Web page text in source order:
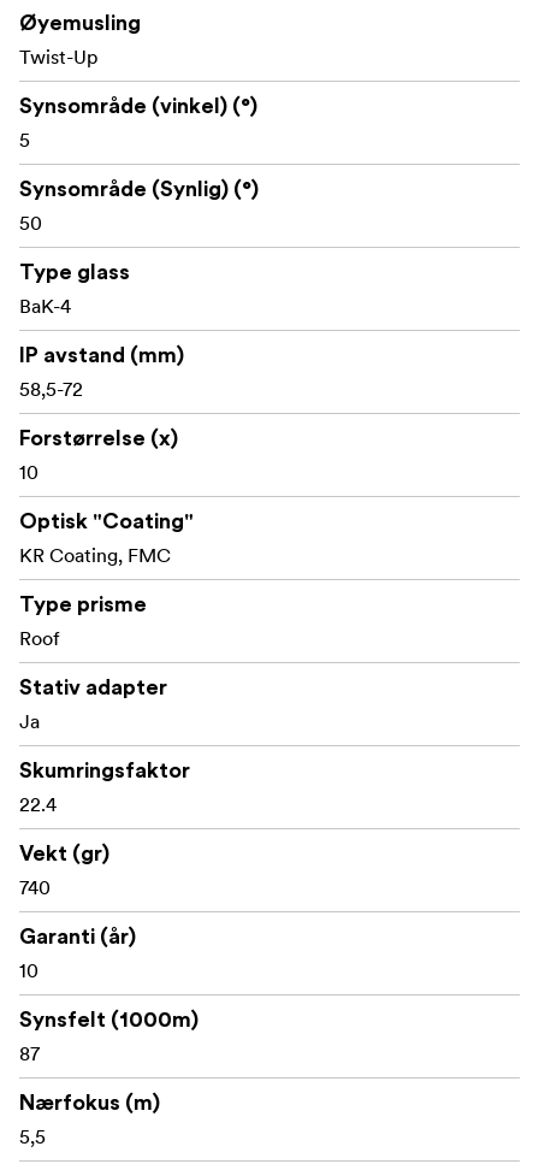
Øyemusling
Twist-Up
Synsområde (vinkel) (°)
5
Synsområde (Synlig) (°)
50
Type glass
BaK-4
IP avstand (mm)
58,5-72
Forstørrelse (x)
10
Optisk "Coating"
KR Coating, FMC
Type prisme
Roof
Stativ adapter
Ja
Skumringsfaktor
22.4
Vekt (gr)
740
Garanti (år)
10
Synsfelt (1000m)
87
Nærfokus (m)
5,5